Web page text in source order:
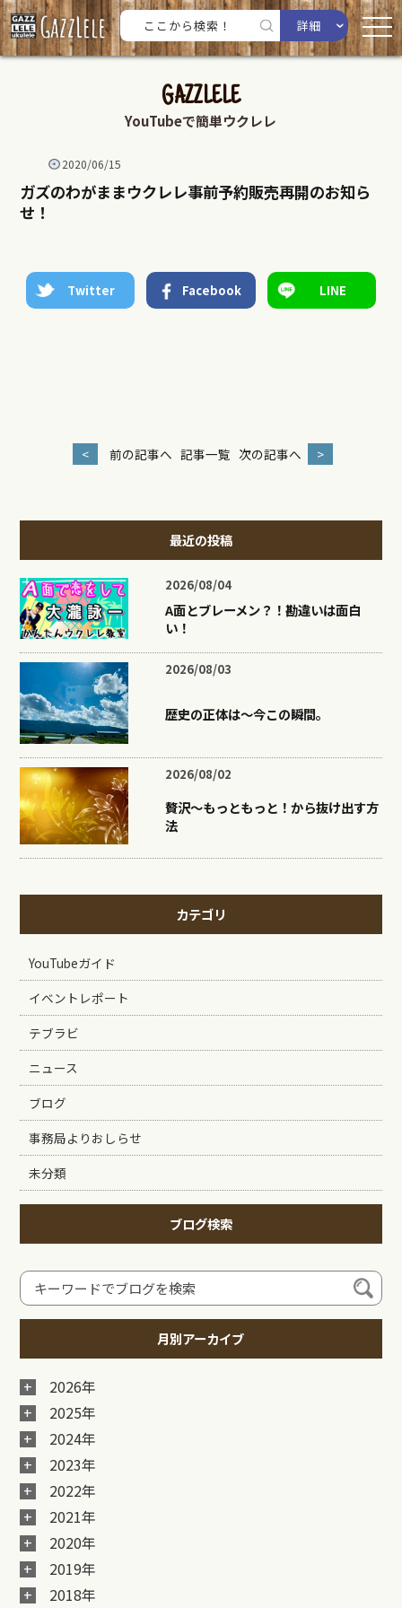
詳細
GAZZLELE
YouTubeで簡単ウクレレ
2020/06/15
ガズのわがままウクレレ事前予約販売再開のお知ら
せ！
Twitter Facebook LINE
< 前の記事へ 記事一覧 次の記事へ >
最近の投稿
2026/08/04
A面とブレーメン？！勘違いは面白
い！
2026/08/03
歴史の正体は〜今この瞬間。
2026/08/02
贅沢〜もっともっと！から抜け出す方
法
カテゴリ
YouTubeガイド
イベントレポート
テブラビ
ニュース
ブログ
事務局よりおしらせ
未分類
ブログ検索
月別アーカイブ
2026年
2025年
2024年
2023年
2022年
2021年
2020年
2019年
2018年